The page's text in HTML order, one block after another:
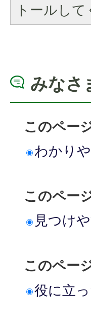
トールして
みなさ
このペー
わかり
このペー
見つけ
このペー
役に立